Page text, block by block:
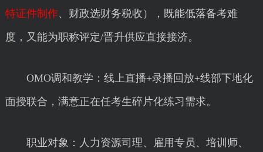
特证件制作、财政选财务税收），既能低落备考难
度，又能为职称评定/晋升供应直接接济。
OMO调和教学：线上直播+录播回放+线部下地化
面授联合，满意正在任考生碎片化练习需求。
职业对象：人力资源司理、雇用专员、培训师、